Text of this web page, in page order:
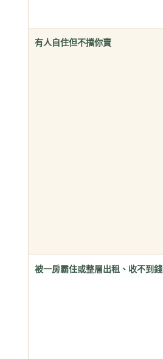
有人自住但不擋你賣
被一房霸住或整層出租、收不到錢